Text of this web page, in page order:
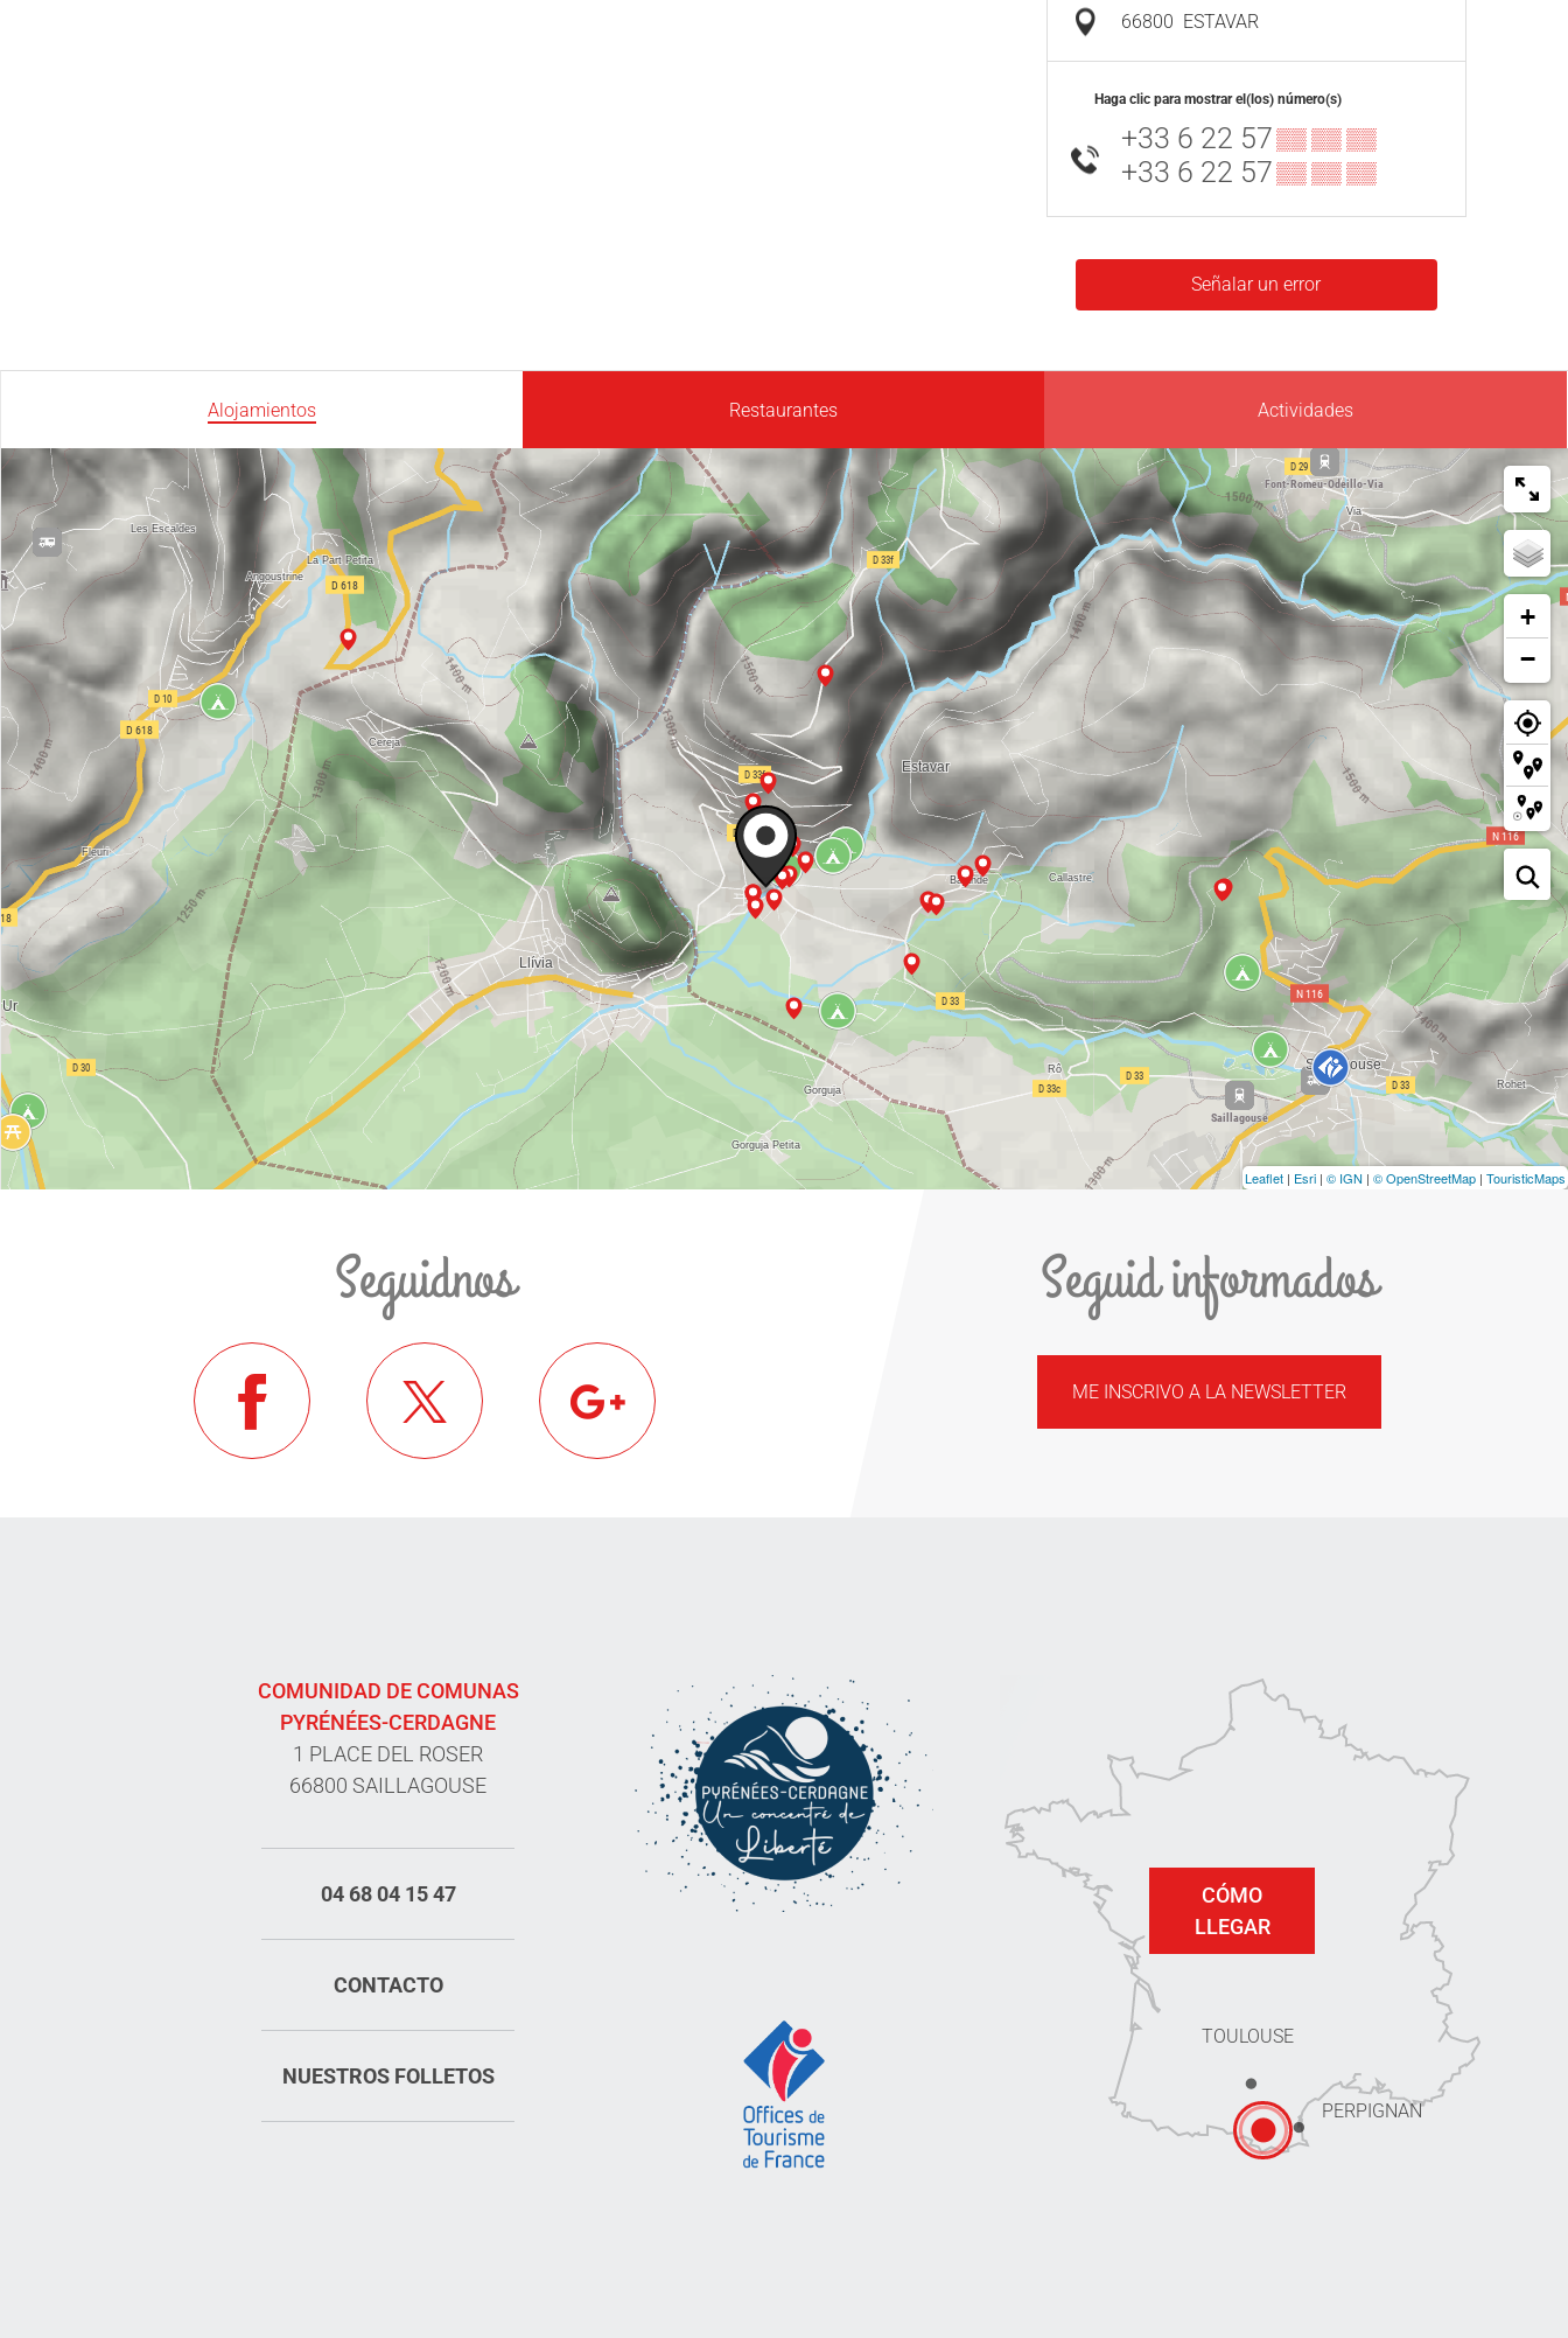
66800 ESTAVAR
Haga clic para mostrar el(los) número(s)
+33 6 22 57▒▒ ▒▒ ▒▒
+33 6 22 57▒▒ ▒▒ ▒▒
Señalar un error
Alojamientos Restaurantes Actividades
+
−
Leaflet | Esri | © IGN | © OpenStreetMap | TouristicMaps
Seguidnos Seguid informados
ME INSCRIVO A LA NEWSLETTER
COMUNIDAD DE COMUNAS
PYRÉNÉES-CERDAGNE
1 PLACE DEL ROSER
66800 SAILLAGOUSE
04 68 04 15 47
CONTACTO
NUESTROS FOLLETOS
TOULOUSE
PERPIGNAN
CÓMO
LLEGAR